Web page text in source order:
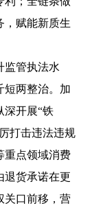
，赋能新质生
管执法水
短两整治。加
深开展“铁
打击违法违规
重点领域消费
退货承诺在更
关口前移，营